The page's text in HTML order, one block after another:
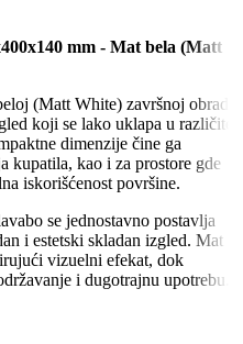
mm - Mat bela (Matt
(Matt White) završnoj obradi
koji se lako uklapa u različite
dimenzije čine ga
kupatila, kao i za prostore gde
iskorišćenost površine.
se jednostavno postavlja
i estetski skladan izgled. Mat
vizuelni efekat, dok
i dugotrajnu upotrebu.